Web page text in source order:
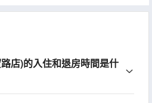
店)的入住和退房時間是什